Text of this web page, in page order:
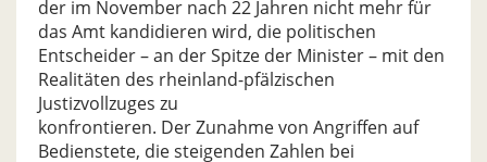
der im November nach 22 Jahren nicht mehr für
das Amt kandidieren wird, die politischen
Entscheider – an der Spitze der Minister – mit den
Realitäten des rheinland-pfälzischen
Justizvollzuges zu
konfrontieren. Der Zunahme von Angriffen auf
Bedienstete, die steigenden Zahlen bei